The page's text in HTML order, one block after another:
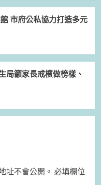
市府公私協力打造多元
局籲家長戒檳做榜樣、
址不會公開。 必填欄位